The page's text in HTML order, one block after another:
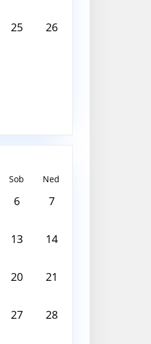
25 26
Sob Ned
6 7
13 14
20 21
27 28